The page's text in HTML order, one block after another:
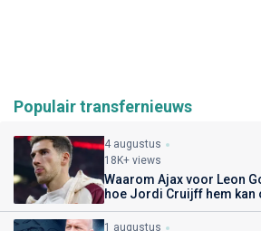
Populair transfernieuws
4 augustus
18K+ views
Waarom Ajax voor Leon
hoe Jordi Cruijff hem kan
1 augustus